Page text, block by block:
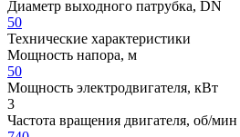
Диаметр выходного патрубка, DN
50
Технические характеристики
Мощность напора, м
50
Мощность электродвигателя, кВт
3
Частота вращения двигателя, об/мин